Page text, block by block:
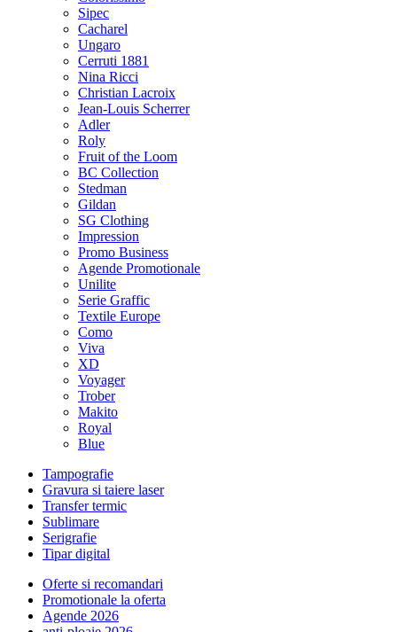
Sipec
Cacharel
Ungaro
Cerruti 1881
Nina Ricci
Christian Lacroix
Jean-Louis Scherrer
Adler
Roly
Fruit of the Loom
BC Collection
Stedman
Gildan
SG Clothing
Impression
Promo Business
Agende Promotionale
Unilite
Serie Graffic
Textile Europe
Como
Viva
XD
Voyager
Trober
Makito
Royal
Blue
Tampografie
Gravura si taiere laser
Transfer termic
Sublimare
Serigrafie
Tipar digital
Oferte si recomandari
Promotionale la oferta
Agende 2026